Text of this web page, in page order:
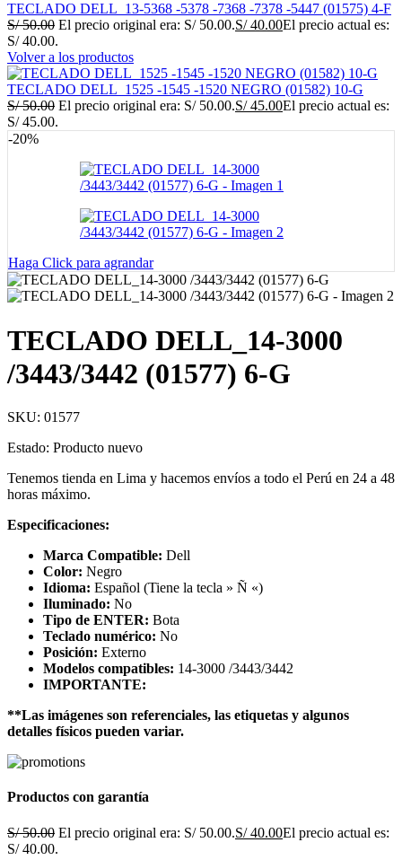
TECLADO DELL_13-5368 -5378 -7368 -7378 -5447 (01575) 4-F
S/50.00 El precio original era: S/ 50.00.S/40.00El precio actual es:
S/ 40.00.
Volver a los productos
TECLADO DELL_1525 -1545 -1520 NEGRO (01582) 10-G
S/50.00 El precio original era: S/ 50.00.S/45.00El precio actual es:
S/ 45.00.
-20%
Haga Click para agrandar
TECLADO DELL_14-3000
/3443/3442 (01577) 6-G
SKU: 01577
Estado: Producto nuevo
Tenemos tienda en Lima y hacemos envíos a todo el Perú en 24 a 48
horas máximo.
Especificaciones:
Marca Compatible: Dell
Color: Negro
Idioma: Español (Tiene la tecla » Ñ «)
Iluminado: No
Tipo de ENTER: Bota
Teclado numérico: No
Posición: Externo
Modelos compatibles: 14-3000 /3443/3442
IMPORTANTE:
**Las imágenes son referenciales, las etiquetas y algunos
detalles físicos pueden variar.
Productos con garantía
S/50.00 El precio original era: S/ 50.00.S/40.00El precio actual es:
S/ 40.00.